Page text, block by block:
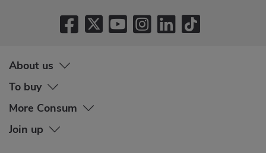
About us
To buy
More Consum
Join up